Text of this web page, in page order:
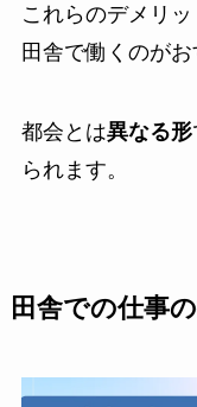
これらのデメリ
田舎で働くのがお
都会とは異なる形
られます。
田舎での仕事